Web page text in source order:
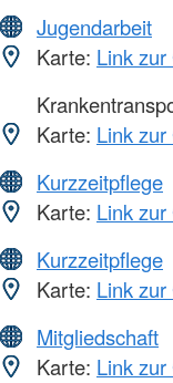
Jugendarbeit
Karte: Link
Karte: Link
Kurzzeitpflege
Karte: Link
Kurzzeitpflege
Karte: Link
Mitgliedschaft
Karte: Link